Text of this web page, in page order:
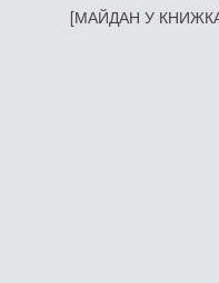
[МАЙДАН У